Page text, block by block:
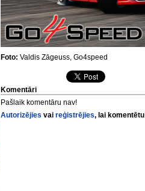
Foto: Valdis Zāgeuss, Go4speed
Komentāri
Pašlaik komentāru nav!
Autorizējies vai reģistrējies, lai komentētu